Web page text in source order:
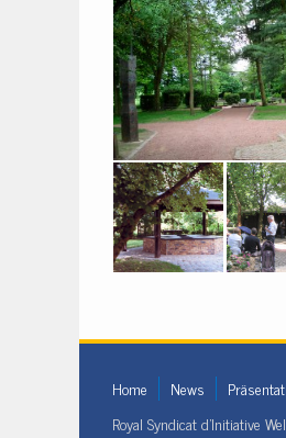
Home News
Royal Syndicat d'Initiative